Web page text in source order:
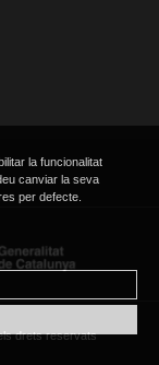
drets reservats
la funcionalitat
canviar la seva
per defecte.